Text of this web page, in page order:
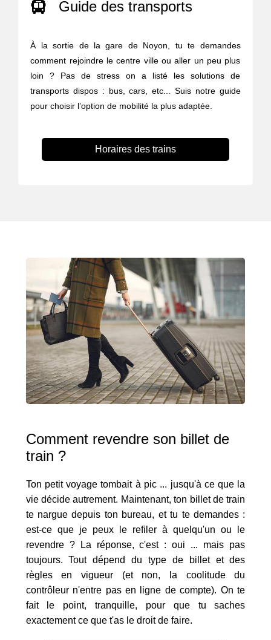
Guide des transports
À la sortie de la gare de Noyon, tu te demandes
comment rejoindre le centre ville ou aller un peu plus
loin ? Pas de stress on a listé les solutions de
transports dispos : bus, cars, etc... Suis notre guide
pour choisir l’option de mobilité la plus adaptée.
Horaires des trains
Comment revendre son billet de
train ?
Ton petit voyage tombait à pic ... jusqu'à ce que la
vie décide autrement. Maintenant, ton billet de train
te nargue depuis ton bureau, et tu te demandes :
est-ce que je peux le refiler à quelqu'un ou le
revendre ? La réponse, c'est : oui ... mais pas
toujours. Tout dépend du type de billet et des
règles en vigueur (et non, la coolitude du
contrôleur n'entre pas en ligne de compte). On te
fait le point, tranquille, pour que tu saches
exactement ce que t'as le droit de faire.